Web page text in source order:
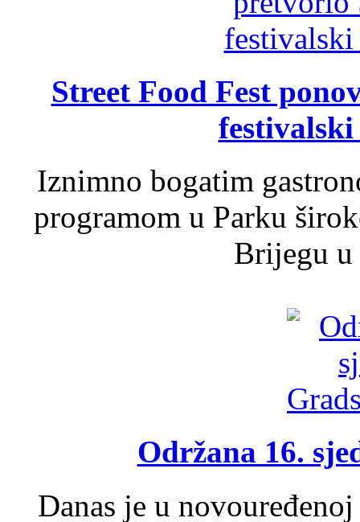
Street Food Fest
Iznimno bogatim
programom u Parku
Brijegu u
Održana 16.
Danas je u